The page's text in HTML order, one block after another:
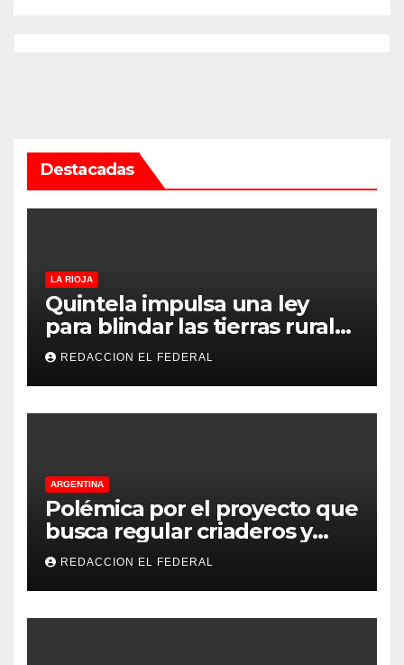
Destacadas
LA RIOJA
Quintela impulsa una ley
para blindar las tierras rurales
de La Rioja: cuáles son los
principales puntos
REDACCION EL FEDERAL
ARGENTINA
Polémica por el proyecto que
busca regular criaderos y
refugios de perros y gatos:
denuncian excesos, mientras
proteccionistas reclaman
controles más duros
REDACCION EL FEDERAL